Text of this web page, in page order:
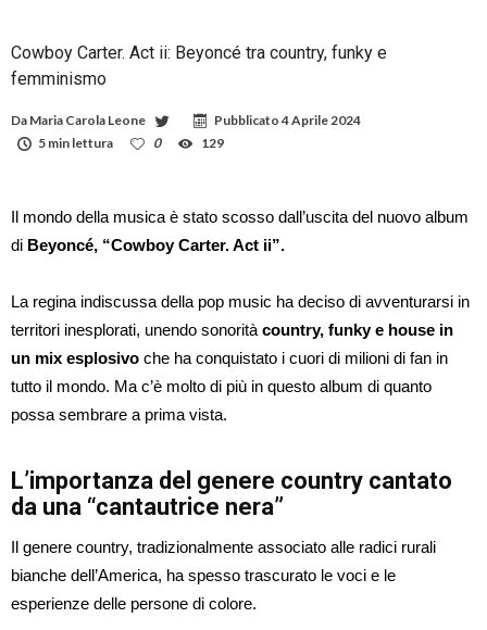
Cowboy Carter. Act ii: Beyoncé tra country, funky e
femminismo
Da Maria Carola Leone Pubblicato4 Aprile 2024
5 min lettura
0 129
Il mondo della musica è stato scosso dall’uscita del nuovo album
di Beyoncé, “Cowboy Carter. Act ii”.
La regina indiscussa della pop music ha deciso di avventurarsi in
territori inesplorati, unendo sonorità country, funky e house in
un mix esplosivo che ha conquistato i cuori di milioni di fan in
tutto il mondo. Ma c’è molto di più in questo album di quanto
possa sembrare a prima vista.
L’importanza del genere country cantato
da una “cantautrice nera”
Il genere country, tradizionalmente associato alle radici rurali
bianche dell’America, ha spesso trascurato le voci e le
esperienze delle persone di colore.